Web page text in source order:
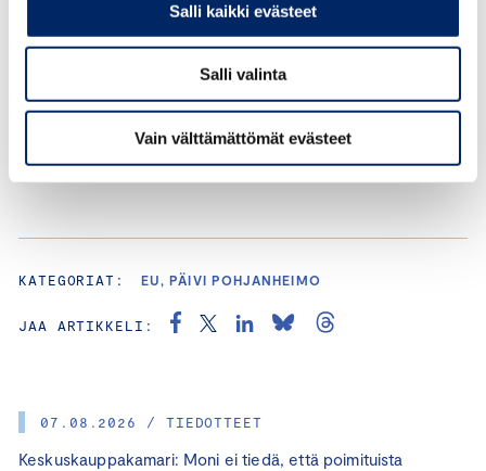
Salli kaikki evästeet
Salli valinta
Vain välttämättömät evästeet
07.08.2026 / TIEDOTTEET
Keskuskauppakamari: Moni ei tiedä, että poimituista
paivi.pohjanheimo@chamber.fi
+358 50 573 8494
KATEGORIAT: EU, PÄIVI POHJANHEIMO
JAA ARTIKKELI: